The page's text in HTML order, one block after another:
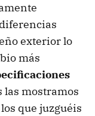
exterior lo
más
las mostramos
que juzguéis